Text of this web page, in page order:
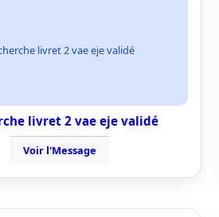
livret 2 vae eje validé
livret 2 vae eje validé
Voir l'Message